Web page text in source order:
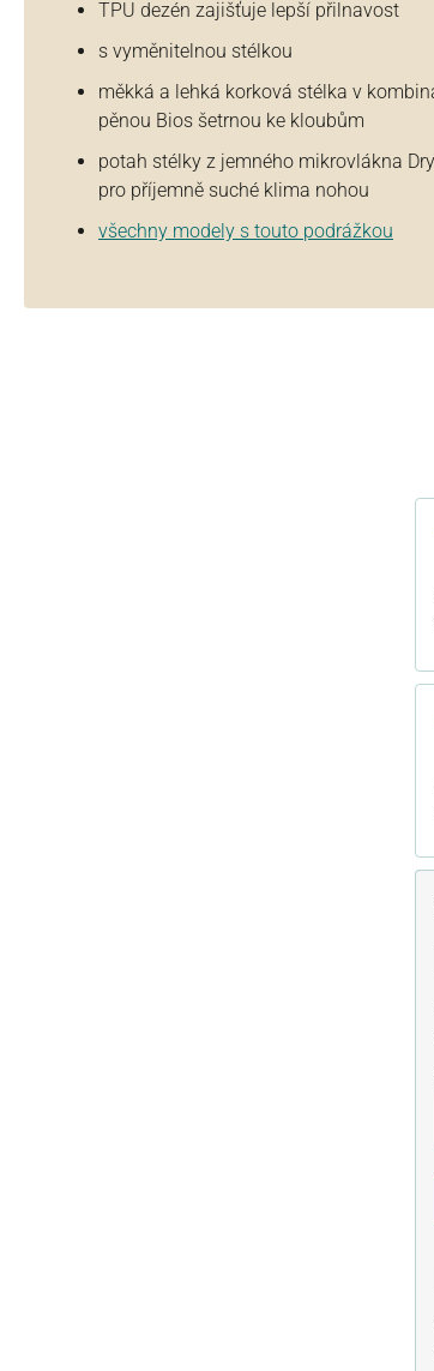
TPU dezén zajišťuje lepší přilnavost
s vyměnitelnou stélkou
měkká a lehká korková stélka v
pěnou Bios šetrnou ke kloubům
potah stélky z jemného mikrovlákna
pro příjemně suché klima nohou
všechny modely s touto podrážkou